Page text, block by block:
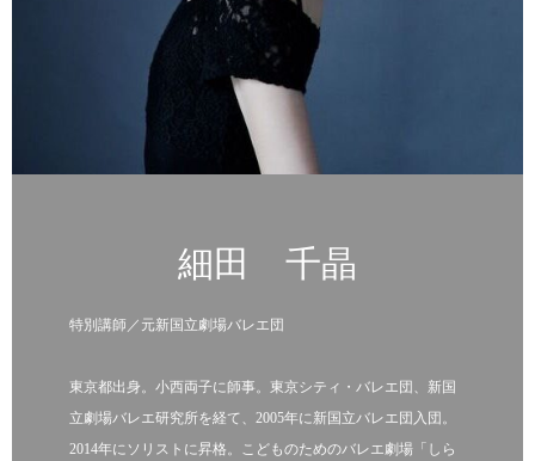
細田 千晶
特別講師／元新国立劇場バレエ団
東京都出身。小西両子に師事。東京シティ・バレエ団、新国
立劇場バレエ研究所を経て、2005年に新国立バレエ団入団。
2014年にソリストに昇格。こどものためのバレエ劇場「しら